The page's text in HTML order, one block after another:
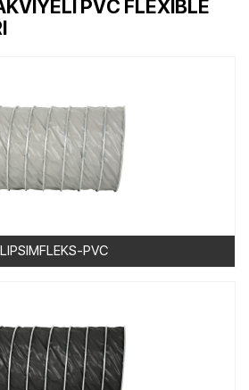
PVC FLEXİBLE
PVC